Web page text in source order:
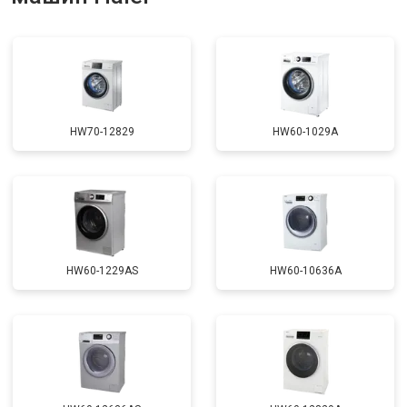
Ремонт платы управления
(восстановление)
от 2450 ₽
Корпусный ремонт (замена резинок,
креплений, кнопок)
от 1850 ₽ Заказать
Замена амортизаторов от 2000 ₽
Замена подшипников Заказать
Замена мотора от 3800 ₽ Заказать
температуры
Заказать
Замена ТЭН от 2300 ₽
HW70-12829 HW60-1029A
HW60-1229AS HW60-10636A